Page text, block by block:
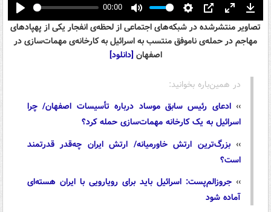
Play
00:00
Mute Settings
PIP Enter
fullscreen
تصاویر منتشرشده در شبکه‌های اجتماعی از لحظه‌ی انفجار یکی از پهپادهای
مهاجم در حمله‌ی ناموفق منتسب به اسرائیل به کارخانه‌ی مهمات‌سازی در
اصفهان [دانلود]
در همین‌باره بخوانید:
›› ادعای رئیس سابق موساد درباره تأسیسات اصفهان/ چرا
اسرائیل به یک کارخانه مهمات‌سازی حمله کرد؟
›› بزرگ‌ترین ارتش خاورمیانه/ ارتش ایران چه‌قدر قدرتمند
است؟
›› جروزالم‌پست: اسرائیل باید برای رویارویی با ایران هسته‌ای
آماده شود